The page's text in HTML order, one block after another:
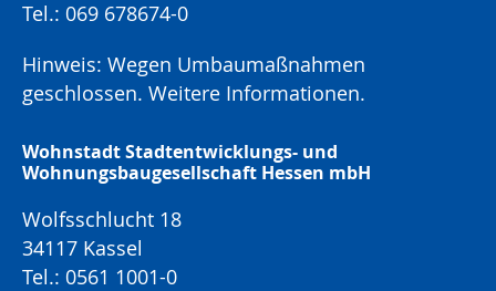
Tel.: 069 678674-0
Hinweis: Wegen Umbaumaßnahmen
geschlossen. Weitere Informationen.
Wohnstadt Stadtentwicklungs- und
Wohnungsbaugesellschaft Hessen mbH
Wolfsschlucht 18
34117 Kassel
Tel.: 0561 1001-0